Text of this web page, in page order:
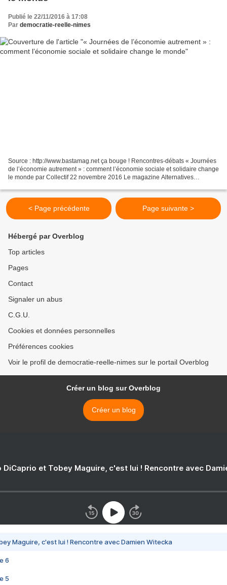
Publié le 22/11/2016 à 17:08
Par democratie-reelle-nimes
Source : http://www.bastamag.net ça bouge ! Rencontres-débats « Journées
de l’économie autrement » : comment l’économie sociale et solidaire change
le monde par Collectif 22 novembre 2016 Le magazine Alternatives
< Page précédente Page suivante >
Hébergé par Overblog
Top articles
Pages
Contact
Signaler un abus
C.G.U.
Cookies et données personnelles
Préférences cookies
Voir le profil de democratie-reelle-nimes sur le portail Overblog
Créer un blog sur Overblog
Créer un blog
DiCaprio et Tobey Maguire, c'est lui ! Rencontre avec
Maguire, c'est lui ! Rencontre avec Damien Witecka
6
5